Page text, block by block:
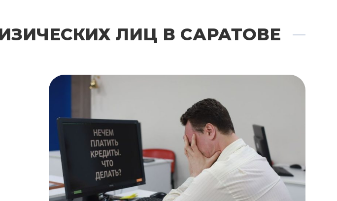
ЛИЦ В САРАТОВЕ